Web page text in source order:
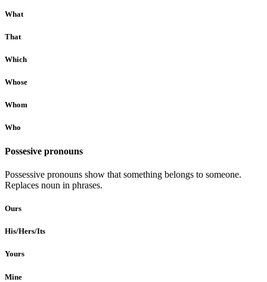
What
That
Which
Whose
Whom
Who
Possesive pronouns
Possessive pronouns show that something belongs to someone.
Replaces noun in phrases.
Ours
His/Hers/Its
Yours
Mine